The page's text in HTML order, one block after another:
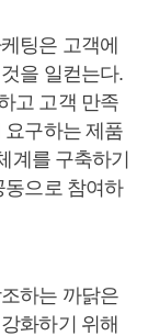
팅은 고객에
을 일컫는다.
고 고객 만족
요구하는 제품
계를 구축하기
동으로 참여하
하는 까닭은
화하기 위해